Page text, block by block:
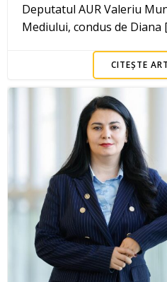
Deputatul AUR Valeriu
Mediului, condus de Diana
CITEȘTE